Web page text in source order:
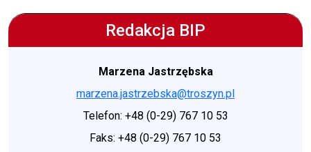
Redakcja BIP
Marzena Jastrzębska
marzena.jastrzebska@troszyn.pl
Telefon: +48 (0-29) 767 10 53
Faks: +48 (0-29) 767 10 53